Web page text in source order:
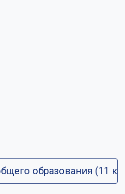
образования (11